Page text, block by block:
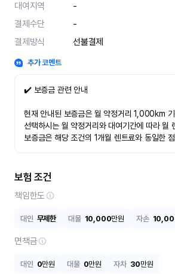
대여지역
-
결제수단
-
결제방식
선불결제
추가 코멘트
✔️ 보증금 관련 안내
현재 안내된 보증금은 월 약정거리 1,000km
선택하시는 월 약정거리와 대여기간에 따라 월
보증금은 해당 조건의 1개월 렌트료와 동일한
보험 조건
책임한도
대인 무제한 대물 10,000만원 자손
면책금
대인 0만원 대물 0만원 자차 30만원